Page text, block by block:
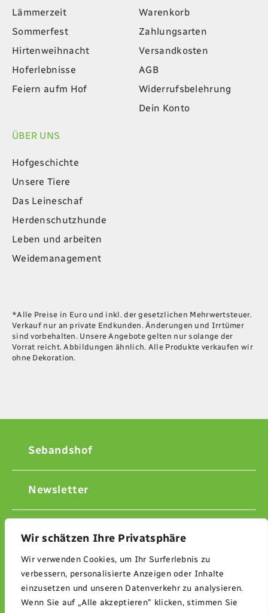
Wir schätzen Ihre Privatsphäre
Wir verwenden Cookies, um Ihr Surferlebnis zu
verbessern, personalisierte Anzeigen oder Inhalte
einzusetzen und unseren Datenverkehr zu analysieren.
Wenn Sie auf „Alle akzeptieren" klicken, stimmen Sie
Lämmerzeit
Sommerfest
Hirtenweihnacht
Hoferlebnisse
Feiern aufm Hof
Warenkorb
Zahlungsarten
Versandkosten
AGB
Widerrufsbelehrung
Dein Konto
ÜBER UNS
Hofgeschichte
Unsere Tiere
Das Leineschaf
Herdenschutzhunde
Leben und arbeiten
Weidemanagement
*Alle Preise in Euro und inkl. der gesetzlichen Mehrwertsteuer.
Verkauf nur an private Endkunden. Änderungen und Irrtümer
sind vorbehalten. Unsere Angebote gelten nur solange der
Vorrat reicht. Abbildungen ähnlich. Alle Produkte verkaufen wir
ohne Dekoration.
Sebandshof
Newsletter
Impressum
Datenschutzerklärung